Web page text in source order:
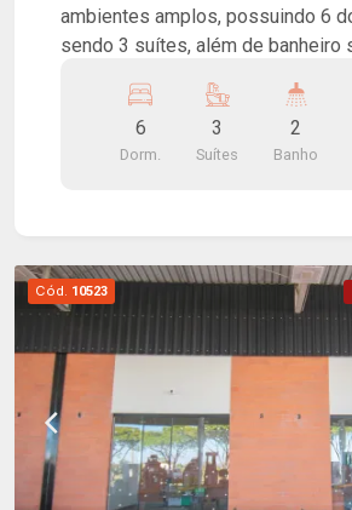
ambientes amplos, possuindo 6
sendo 3 suítes, além de banheiro
privativa rica em armários
com despensa e dormitório de
banheiro de apoio. Na área de lazer, dispõe de
para convivência e lazer. O imóvel possui 4 vagas
de garagem, sendo 2 cobertas,
fundos, permitindo
diversos veículos em sistema de
6
Dorm.
3
Suítes
2
Banho
Cód. 10523